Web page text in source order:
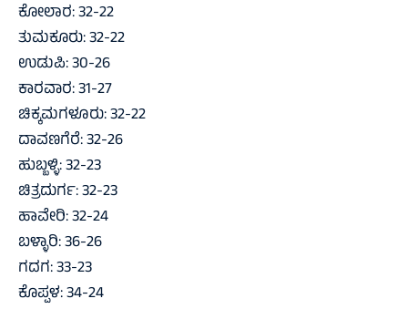
ಕೋಲಾರ: 32-22
ತುಮಕೂರು: 32-22
ಉಡುಪಿ: 30-26
ಕಾರವಾರ: 31-27
ಚಿಕ್ಕಮಗಳೂರು: 32-22
ದಾವಣಗೆರೆ: 32-26
ಹುಬ್ಬಳ್ಳಿ: 32-23
ಚಿತ್ರದುರ್ಗ: 32-23
ಹಾವೇರಿ: 32-24
ಬಳ್ಳಾರಿ: 36-26
ಗದಗ: 33-23
ಕೊಪ್ಪಳ: 34-24